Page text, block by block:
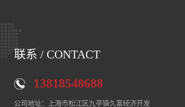
联系 / CONTACT
13818548688
公司地址：上海市松江区九亭镇久富经济开发